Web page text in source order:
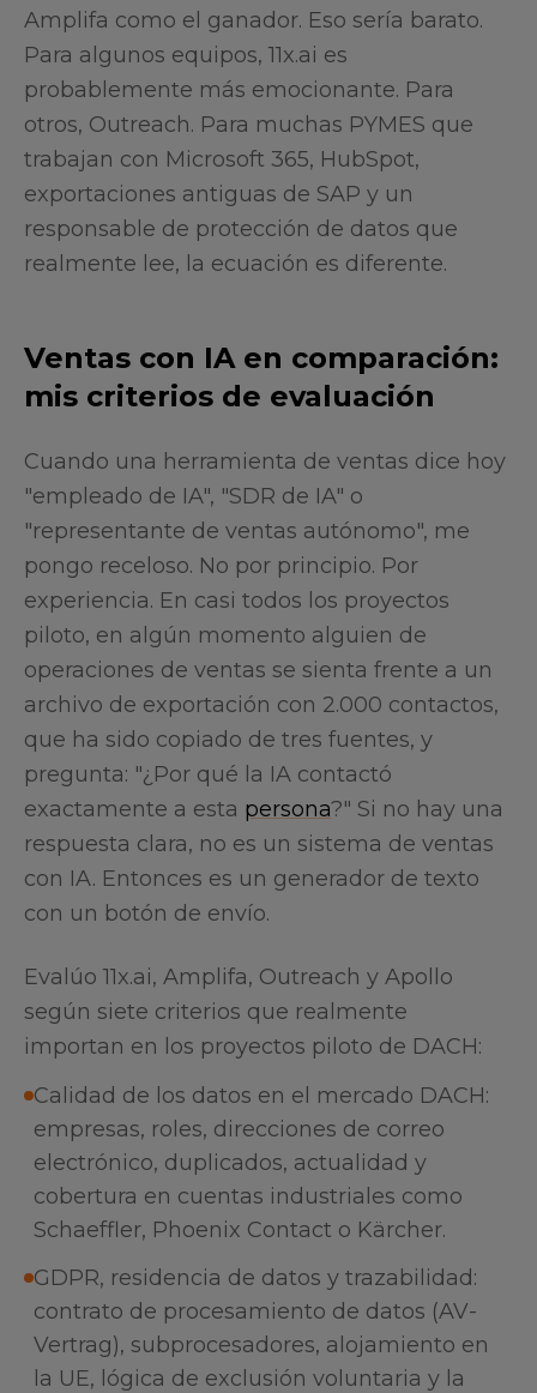
Amplifa como el ganador. Eso sería barato.
Para algunos equipos, 11x.ai es
probablemente más emocionante. Para
otros, Outreach. Para muchas PYMES que
trabajan con Microsoft 365, HubSpot,
exportaciones antiguas de SAP y un
responsable de protección de datos que
realmente lee, la ecuación es diferente.
Ventas con IA en comparación:
mis criterios de evaluación
Cuando una herramienta de ventas dice hoy
"empleado de IA", "SDR de IA" o
"representante de ventas autónomo", me
pongo receloso. No por principio. Por
experiencia. En casi todos los proyectos
piloto, en algún momento alguien de
operaciones de ventas se sienta frente a un
archivo de exportación con 2.000 contactos,
que ha sido copiado de tres fuentes, y
pregunta: "¿Por qué la IA contactó
exactamente a esta persona?" Si no hay una
respuesta clara, no es un sistema de ventas
con IA. Entonces es un generador de texto
con un botón de envío.
Evalúo 11x.ai, Amplifa, Outreach y Apollo
según siete criterios que realmente
importan en los proyectos piloto de DACH:
Calidad de los datos en el mercado DACH:
empresas, roles, direcciones de correo
electrónico, duplicados, actualidad y
cobertura en cuentas industriales como
Schaeffler, Phoenix Contact o Kärcher.
GDPR, residencia de datos y trazabilidad:
contrato de procesamiento de datos (AV-
Vertrag), subprocesadores, alojamiento en
la UE, lógica de exclusión voluntaria y la